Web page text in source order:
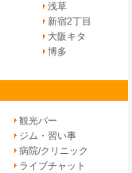
浅草
新宿2丁目
大阪キタ
博多
観光バー
ジム・習い事
病院/クリニック
ライブチャット